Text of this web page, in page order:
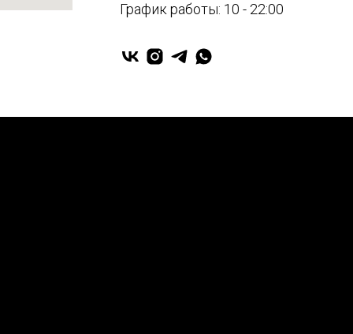
График работы: 10 - 22:00